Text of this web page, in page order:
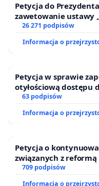
Petycja do
zawetowanie ustawy
26 271 podpisów
Informacja o
Petycja w sprawie
otyłościową dostępu
oraz programów
63 podpisów
Informacja o
Petycja o
związanych z
709 podpisów
Informacja o